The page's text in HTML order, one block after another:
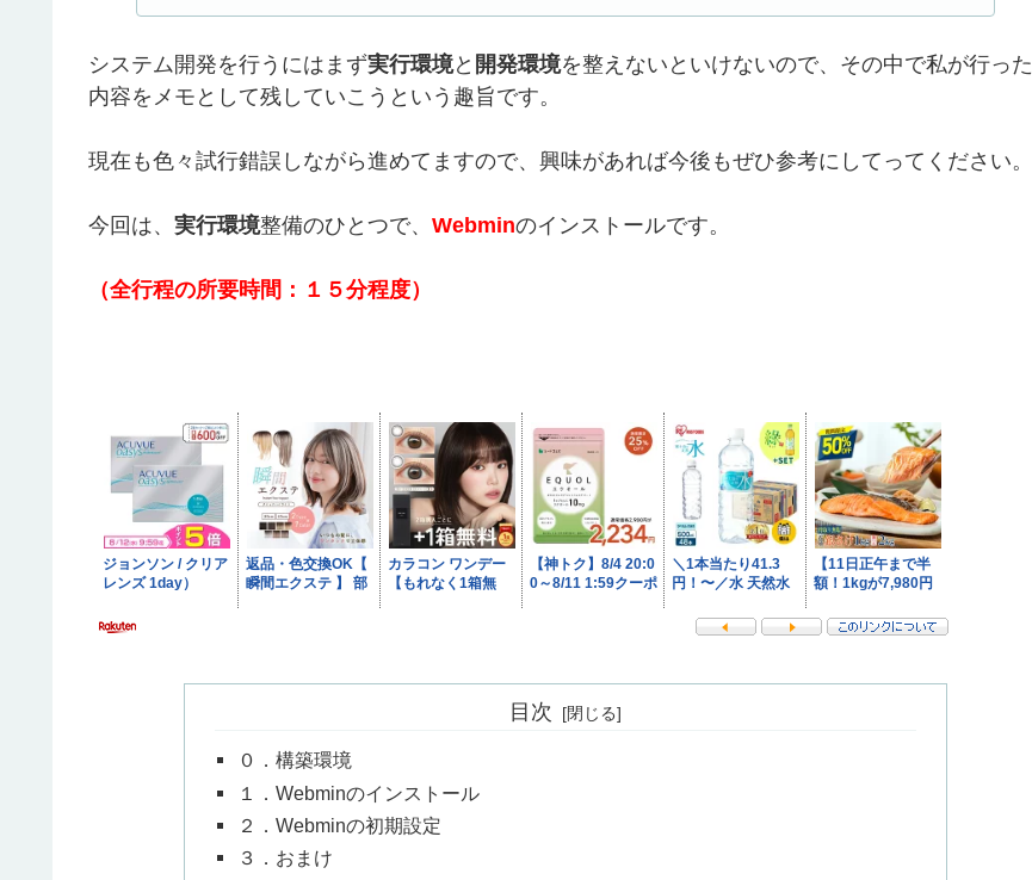
システム開発を行うにはまず実行環境と 開発環境を整えないといけないので、その中で私が行った
内容をメモとして残していこうという趣旨です。
現在も色々試行錯誤しながら進めてますので、興味があれば今後もぜひ参考にしてってください。
今回は、 実行環境整備のひとつで、 Webminのインストールです。
（全行程の所要時間：１５分程度）
目次
０．構築環境
１．Webminのインストール
２．Webminの初期設定
３．おまけ